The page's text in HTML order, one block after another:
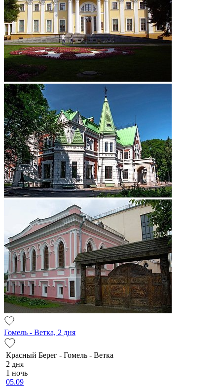
Гомель - Ветка, 2 дня
Красный Берег - Гомель - Ветка
2 дня
1 ночь
05.09